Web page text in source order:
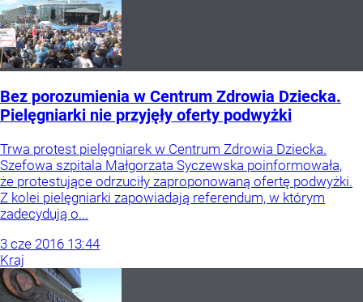
Bez porozumienia w Centrum Zdrowia Dziecka.
Pielęgniarki nie przyjęły oferty podwyżki
Trwa protest pielęgniarek w Centrum Zdrowia Dziecka.
Szefowa szpitala Małgorzata Syczewska poinformowała,
że protestujące odrzuciły zaproponowaną ofertę podwyżki.
Z kolei pielęgniarki zapowiadają referendum, w którym
zadecydują o...
3 cze 2016 13:44
Kraj